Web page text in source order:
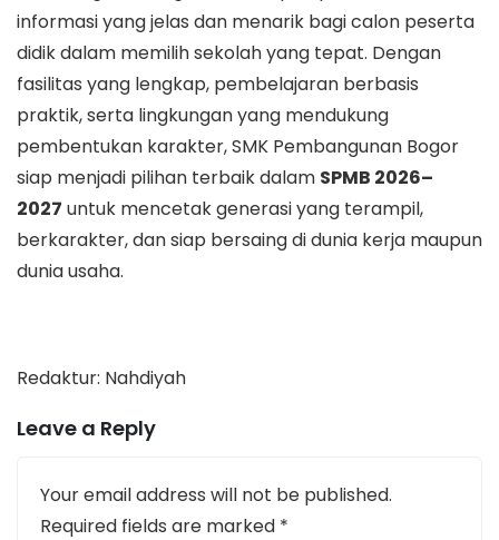
informasi yang jelas dan menarik bagi calon peserta
didik dalam memilih sekolah yang tepat. Dengan
fasilitas yang lengkap, pembelajaran berbasis
praktik, serta lingkungan yang mendukung
pembentukan karakter, SMK Pembangunan Bogor
siap menjadi pilihan terbaik dalam SPMB 2026–
2027 untuk mencetak generasi yang terampil,
berkarakter, dan siap bersaing di dunia kerja maupun
dunia usaha.
Redaktur: Nahdiyah
Leave a Reply
Your email address will not be published.
Required fields are marked *